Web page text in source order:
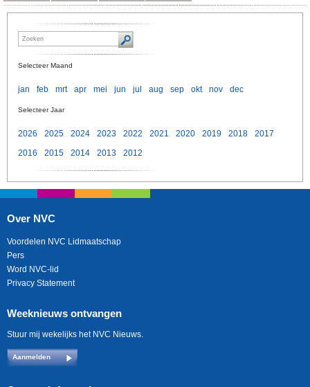
Selecteer Maand
jan feb mrt apr mei jun jul aug sep okt nov dec
Selecteer Jaar
2026 2025 2024 2023 2022 2021 2020 2019 2018
2017
2016
2015 2014 2013 2012
Over NVC
Voordelen NVC Lidmaatschap
Pers
Word NVC-lid
Privacy Statement
Weeknieuws ontvangen
Stuur mij wekelijks het NVC Nieuws.
Aanmelden